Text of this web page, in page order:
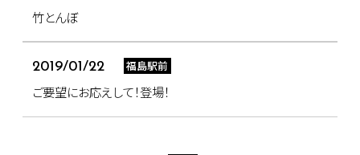
竹とんぼ
2019/01/22 福島駅前
ご要望にお応えして！登場！